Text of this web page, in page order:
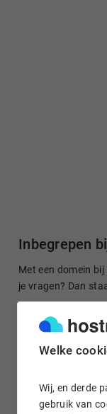
Welke
Wij, en derde
gebruik van
Inbegrepen
Met een domein
je vragen? Dan
Gratis domein
Stuur je
socialmedia-